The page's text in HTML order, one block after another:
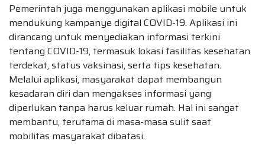
Pemerintah juga menggunakan aplikasi mobile untuk
mendukung kampanye digital COVID-19. Aplikasi ini
dirancang untuk menyediakan informasi terkini
tentang COVID-19, termasuk lokasi fasilitas kesehatan
terdekat, status vaksinasi, serta tips kesehatan.
Melalui aplikasi, masyarakat dapat membangun
kesadaran diri dan mengakses informasi yang
diperlukan tanpa harus keluar rumah. Hal ini sangat
membantu, terutama di masa-masa sulit saat
mobilitas masyarakat dibatasi.